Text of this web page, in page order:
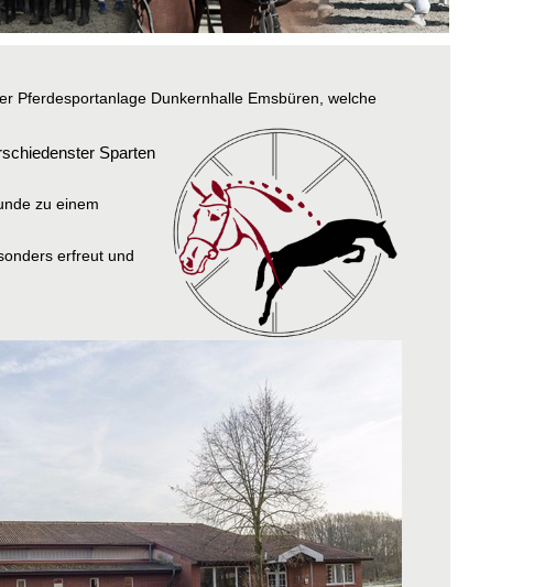
Pferdesportanlage Dunkernhalle Emsbüren, welche
ster Sparten
zu einem
erfreut und